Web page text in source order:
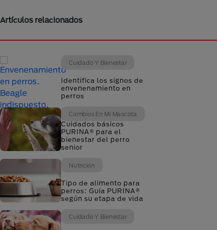
Artículos relacionados
Cuidado Y Bienestar
Identifica los signos de
envenenamiento en
perros
Cambios En Mi Mascota
Cuidados básicos
PURINA® para el
bienestar del perro
senior
Nutrición
Tipo de alimento para
perros: Guía PURINA®
según su etapa de vida
Cuidado Y Bienestar